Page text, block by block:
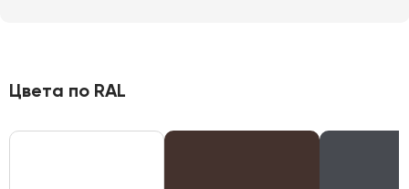
Цвета по RAL